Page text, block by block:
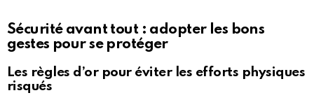
Sécurité avant tout : adopter les bons
gestes pour se protéger
Les règles d’or pour éviter les efforts physiques
risqués